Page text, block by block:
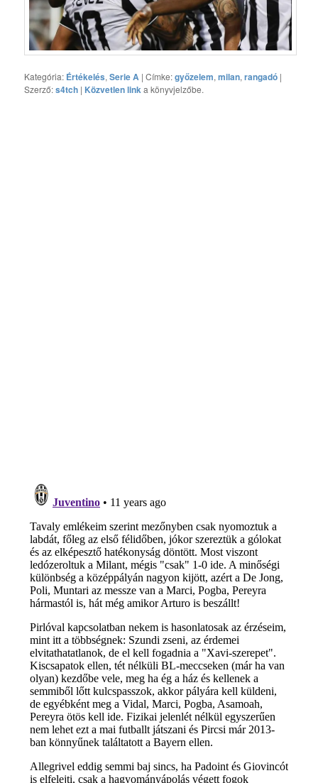
Kategória: Értékelés,Serie A | Címke:győzelem,milan,rangadó |
Szerző:s4tch | Közvetlen linka könyvjelzőbe.